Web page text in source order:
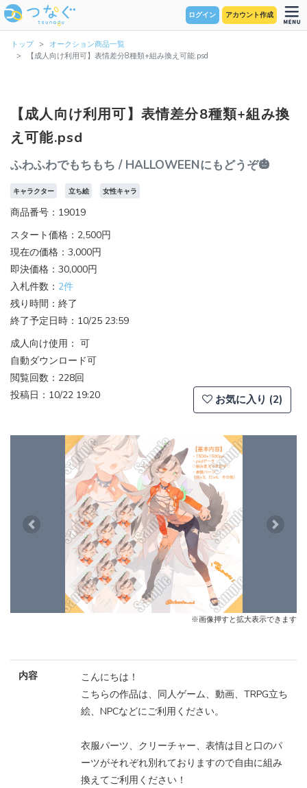
ログイン アカウント作成
トップ
オークション商品一覧
【成人向け利用可】表情差分8種類+組み換え可能.psd
【成人向け利用可】表情差分8種類+組み換
え可能.psd
ふわふわでもちもち / HALLOWEENにもどうぞ🎃
キャラクター 立ち絵 女性キャラ
商品番号：19019
スタート価格：2,500円
現在の価格：3,000円
即決価格：30,000円
入札件数： 2件
残り時間：終了
終了予定日時：10/25 23:59
成人向け使用： 可
自動ダウンロード可
閲覧回数：228回
投稿日：10/22 19:20
お気に入り (2)
Previous Next
※画像押すと拡大表示できます
内容
こんにちは！
こちらの作品は、同人ゲーム、動画、TRPG立ち
絵、NPCなどにご利用ください。
衣服パーツ、クリーチャー、表情は目と口のパ
ーツがそれぞれ別れておりますので自由に組み
換えてご利用ください！